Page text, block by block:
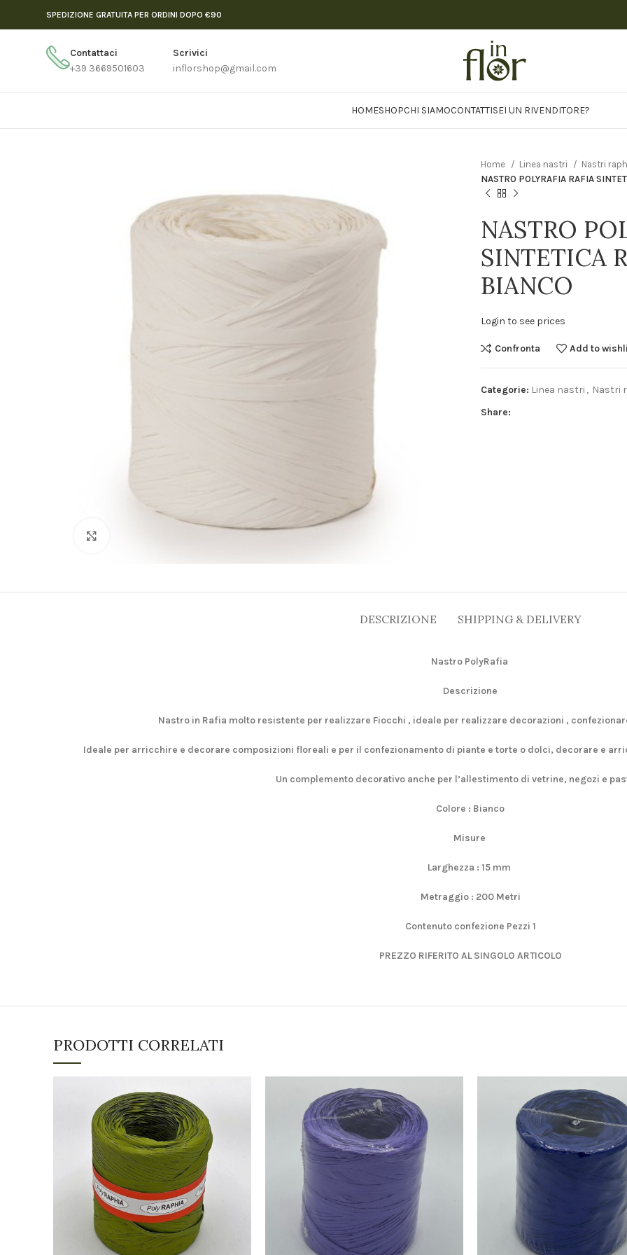
SPEDIZIONE GRATUITA PER ORDINI DOPO €90
Contattaci
+39 3669501603
Scrivici
inflorshop@gmail.com
HOMESHOPCHI SIAMOCONTATTISEI UN RIVENDITORE?
Home Linea nastri
Nastri
NASTRO POLYRAFIA RAFIA
NASTRO
SINTETICA
BIANCO
Login to see prices
Confronta Add to
Categorie: Linea nastri , Nastri
Share:
DESCRIZIONE SHIPPING & DELIVERY
Nastro PolyRafia
Descrizione
Nastro in Rafia molto resistente per realizzare Fiocchi , ideale per realizzare decorazioni ,
Ideale per arricchire e decorare composizioni floreali e per il confezionamento di piante e torte o dolci, decorare e
Un complemento decorativo anche per l’allestimento di vetrine, negozi e
Colore : Bianco
Misure
Larghezza : 15 mm
Metraggio : 200 Metri
Contenuto confezione Pezzi 1
PREZZO RIFERITO AL SINGOLO ARTICOLO
PRODOTTI CORRELATI